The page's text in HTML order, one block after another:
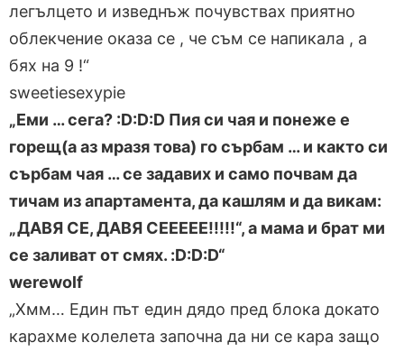
легълцето и изведнъж почувствах приятно
облекчение оказа се , че съм се напикала , а
бях на 9 !“
sweetiesexypie
„Еми … сега? :D:D:D Пия си чая и понеже е
горещ(а аз мразя това) го сърбам … и както си
сърбам чая … се задавих и само почвам да
тичам из апартамента, да кашлям и да викам:
„ДАВЯ СЕ, ДАВЯ СЕЕЕЕЕ!!!!!“, а мама и брат ми
се заливат от смях. :D:D:D“
werewolf
„Хмм… Един път един дядо пред блока докато
карахме колелета започна да ни се кара защо